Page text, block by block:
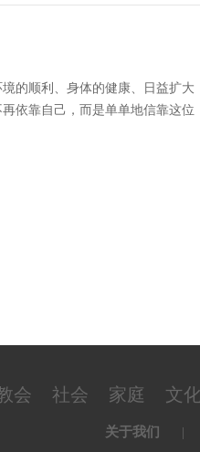
的顺利、身体的健康、日益扩大
依靠自己，而是单单地信靠这位
会 社会 家庭 文
关于我们 |